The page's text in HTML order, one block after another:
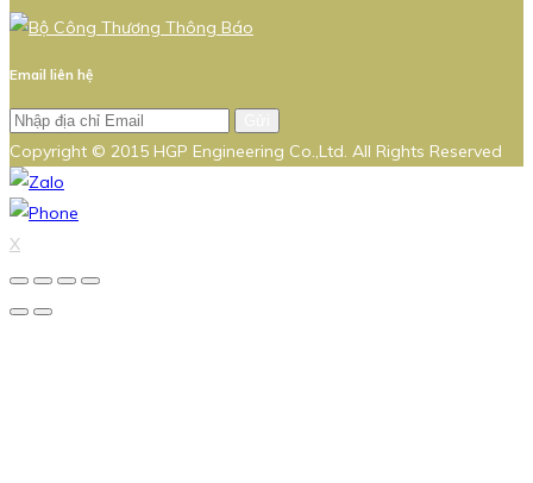
Email liên hệ
Copyright © 2015 HGP Engineering Co.,Ltd. All Rights Reserved
X